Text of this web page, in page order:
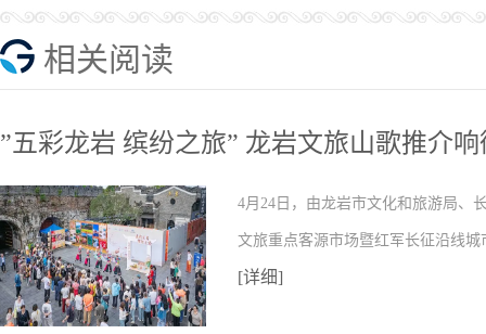
相关阅读
”五彩龙岩 缤纷之旅” 龙岩文旅山歌推介
4月24日，由龙岩市文化和旅游局、
文旅重点客源市场暨红军长征沿线
[详细]